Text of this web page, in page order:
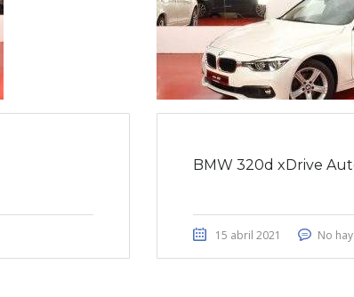
BMW 320d xDrive
15 abril 2021 No